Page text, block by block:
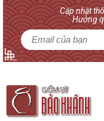
Cập nhật
Hưởng